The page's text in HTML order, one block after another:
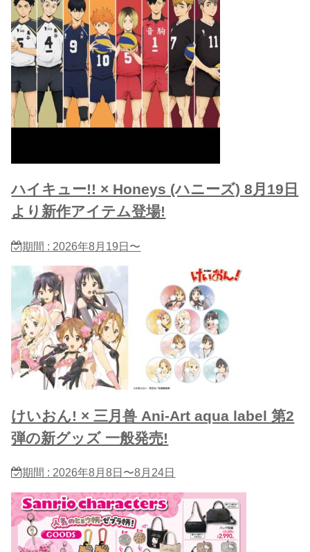
ハイキュー!! × Honeys (ハニーズ) 8月19日
より新作アイテム登場!
期間 : 2026年8月19日〜
けいおん! × 三月兽 Ani-Art aqua label 第2
弾の新グッズ 一般発売!
期間 : 2026年8月8日〜8月24日